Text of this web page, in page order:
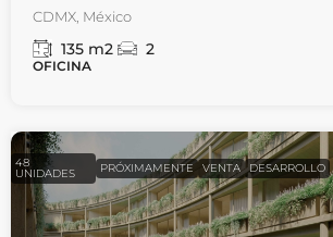
CDMX, México
135 m2 2
OFICINA
48
UNIDADES PRÓXIMAMENTE VENTA DESARROLLO